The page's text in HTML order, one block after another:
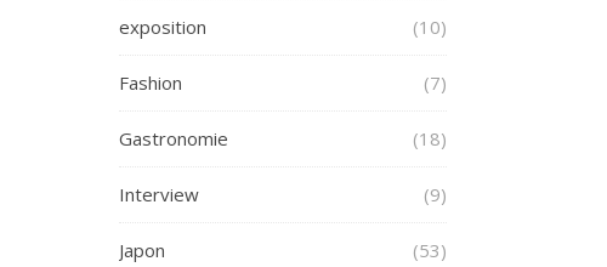
exposition (10)
Fashion (7)
Gastronomie (18)
Interview (9)
Japon (53)